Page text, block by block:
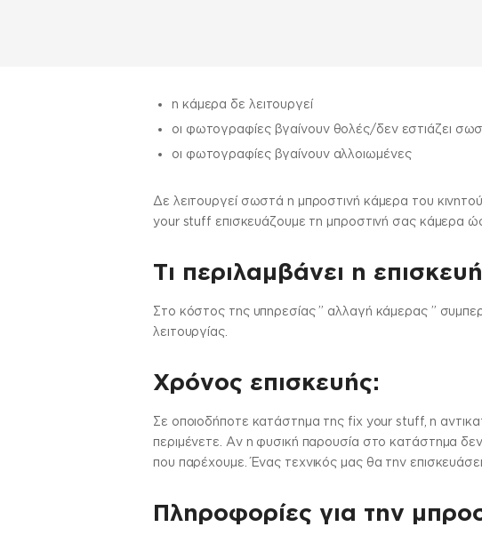
η κάμερα δε λειτουργεί
οι φωτογραφίες βγαίνουν θολές/δεν εστιάζει
οι φωτογραφίες βγαίνουν αλλοιωμένες
Δε λειτουργεί σωστά η μπροστινή κάμερα του
your stuff επισκευάζουμε τη μπροστινή σας κάμερα
Τι περιλαμβάνει η
Στo κόστος της υπηρεσίας ” αλλαγή κάμερας ”
λειτουργίας.
Χρόνος επισκευής:
Σε οποιοδήποτε κατάστημα της fix your stuff, η
περιμένετε. Αν η φυσική παρουσία στο κατάστημα
που παρέχουμε. Ένας τεχνικός μας θα την
Πληροφορίες για την